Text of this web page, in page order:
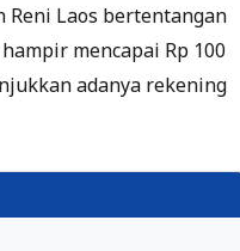
Reni Laos bertentangan
mencapai Rp 100
adanya rekening